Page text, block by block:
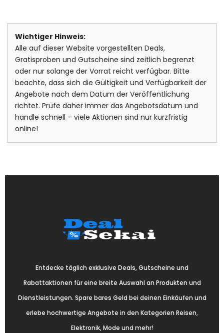
Wichtiger Hinweis:
Alle auf dieser Website vorgestellten Deals,
Gratisproben und Gutscheine sind zeitlich begrenzt
oder nur solange der Vorrat reicht verfügbar. Bitte
beachte, dass sich die Gültigkeit und Verfügbarkeit der
Angebote nach dem Datum der Veröffentlichung
richtet. Prüfe daher immer das Angebotsdatum und
handle schnell – viele Aktionen sind nur kurzfristig
online!
Entdecke täglich exklusive Deals, Gutscheine und
Rabattaktionen für eine breite Auswahl an Produkten und
Dienstleistungen. Spare bares Geld bei deinen Einkäufen und
erlebe hochwertige Angebote in den Kategorien Reisen,
Elektronik, Mode und mehr!